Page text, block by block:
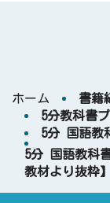
ホーム 書籍
5分教科書
5分 国語教
5分 国語教科
教材より抜粋